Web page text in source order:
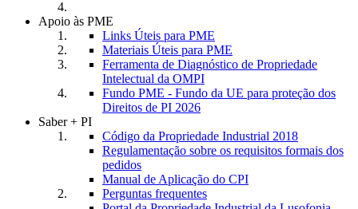
Apoio às PME
Links Úteis para PME
Materiais Úteis para PME
Ferramenta de Diagnóstico de Propriedade
Intelectual da OMPI
Fundo PME - Fundo da UE para proteção dos
Direitos de PI 2026
Saber + PI
Código da Propriedade Industrial 2018
Regulamentação sobre os requisitos formais dos
pedidos
Manual de Aplicação do CPI
Perguntas frequentes